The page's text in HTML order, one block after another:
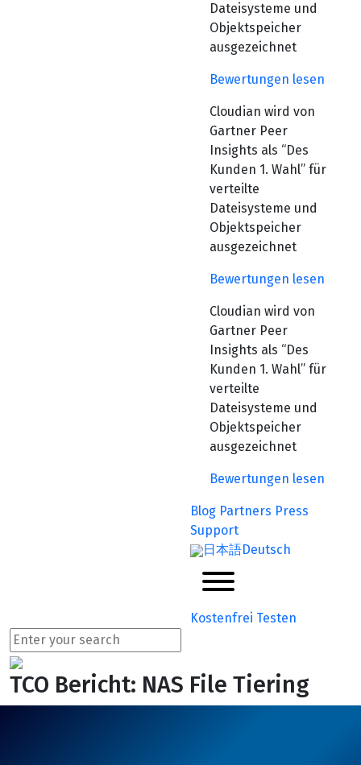
Dateisysteme und
Objektspeicher
ausgezeichnet
Bewertungen lesen
Cloudian wird von
Gartner Peer
Insights als “Des
Kunden 1. Wahl” für
verteilte
Dateisysteme und
Objektspeicher
ausgezeichnet
Bewertungen lesen
Cloudian wird von
Gartner Peer
Insights als “Des
Kunden 1. Wahl” für
verteilte
Dateisysteme und
Objektspeicher
ausgezeichnet
Bewertungen lesen
Blog Partners Press
Support
日本語Deutsch
Kostenfrei Testen
TCO Bericht: NAS File Tiering